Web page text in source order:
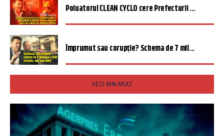
Poluatorul CLEAN CYCLO cere Prefecturii ...
Împrumut sau corupție? Schema de 7 mil...
VEZI MAI MULT